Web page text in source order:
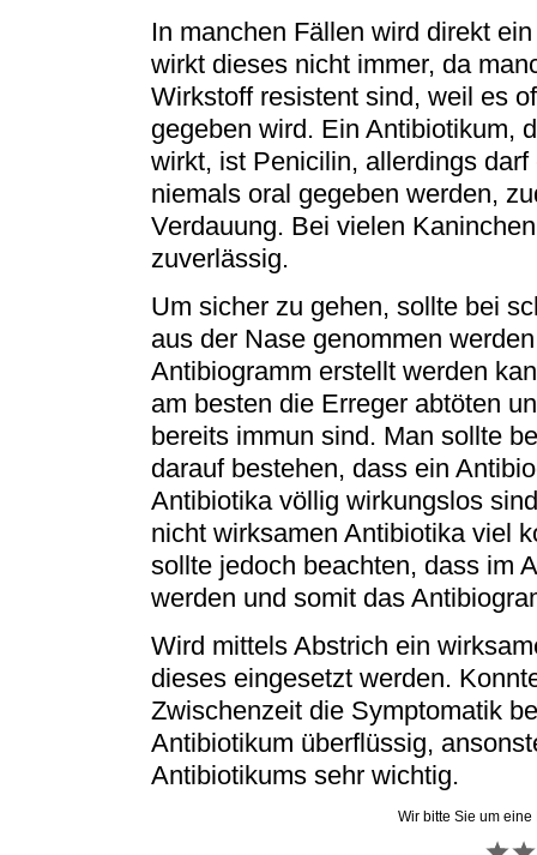
In manchen Fällen wird direkt
wirkt dieses nicht immer, da
Wirkstoff resistent sind, weil es
gegeben wird. Ein Antibiotikum,
wirkt, ist Penicilin, allerdings
niemals oral gegeben werden,
Verdauung. Bei vielen
zuverlässig.
Um sicher zu gehen, sollte bei
aus der Nase genommen
Antibiogramm erstellt werden
am besten die Erreger abtöten
bereits immun sind. Man sollte
darauf bestehen, dass ein
Antibiotika völlig wirkungslos
nicht wirksamen Antibiotika viel
sollte jedoch beachten, dass im
werden und somit das
Wird mittels Abstrich ein
dieses eingesetzt werden.
Zwischenzeit die Symptomatik
Antibiotikum überflüssig,
Antibiotikums sehr wichtig.
Wir bitte Sie um